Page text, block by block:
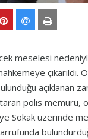
meselesi
çıkarıldı.
açıklanan
polis memuru,
Sokak üzerinde